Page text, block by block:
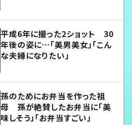
平成6年に撮った2ショット 30
年後の姿に…「美男美女」「こん
な夫婦になりたい」
孫のためにお弁当を作った祖
母 孫が絶賛したお弁当に「美
味しそう」「お弁当すごい」